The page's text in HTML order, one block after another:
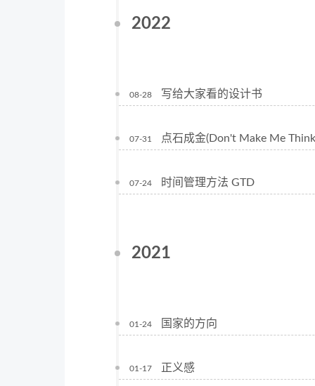
2022
08-28 写给大家看的设计书
07-31 点石成金(Don't Make Me
07-24 时间管理方法 GTD
2021
01-24 国家的方向
01-17 正义感